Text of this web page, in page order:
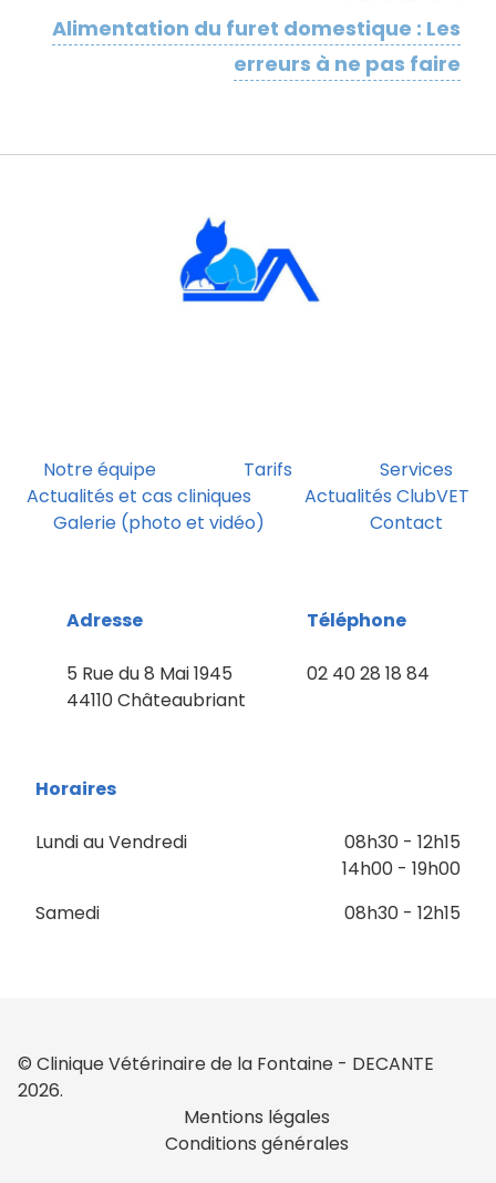
Alimentation du furet domestique : Les
erreurs à ne pas faire
Notre équipe Tarifs
Services
Actualités et cas cliniques
Actualités ClubVET
Galerie (photo et vidéo)
Contact
Adresse
5 Rue du 8 Mai 1945
44110 Châteaubriant
Téléphone
02 40 28 18 84
Horaires
Lundi au Vendredi
08h30 - 12h15
14h00 - 19h00
Samedi
08h30 - 12h15
© Clinique Vétérinaire de la Fontaine - DECANTE
2026.
Mentions légales
Conditions générales